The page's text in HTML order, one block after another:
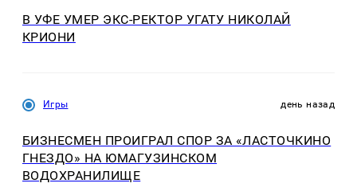
В УФЕ УМЕР ЭКС-РЕКТОР УГАТУ НИКОЛАЙ
КРИОНИ
Игры день назад
БИЗНЕСМЕН ПРОИГРАЛ СПОР ЗА «ЛАСТОЧКИНО
ГНЕЗДО» НА ЮМАГУЗИНСКОМ
ВОДОХРАНИЛИЩЕ